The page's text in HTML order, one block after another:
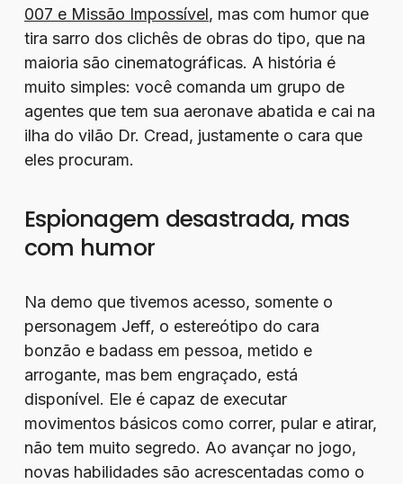
007 e Missão Impossível, mas com humor que
tira sarro dos clichês de obras do tipo, que na
maioria são cinematográficas. A história é
muito simples: você comanda um grupo de
agentes que tem sua aeronave abatida e cai na
ilha do vilão Dr. Cread, justamente o cara que
eles procuram.
Espionagem desastrada, mas
com humor
Na demo que tivemos acesso, somente o
personagem Jeff, o estereótipo do cara
bonzão e badass em pessoa, metido e
arrogante, mas bem engraçado, está
disponível. Ele é capaz de executar
movimentos básicos como correr, pular e atirar,
não tem muito segredo. Ao avançar no jogo,
novas habilidades são acrescentadas como o